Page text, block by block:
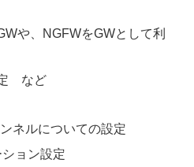
や、NGFWをGWとして利
など
ネルについての設定
ョン設定